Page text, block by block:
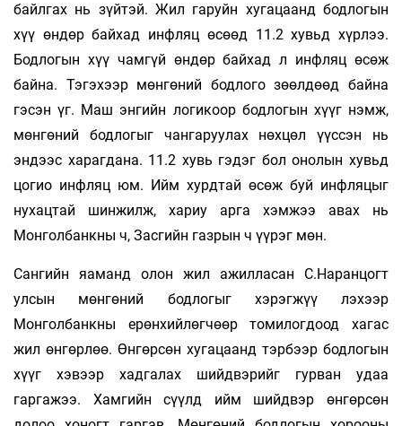
байлгах нь зүйтэй. Жил гаруйн хугацаанд бодлогын
хүү өндөр байхад инфляц өсөөд 11.2 хувьд хүрлээ.
Бодлогын хүү чамгүй өндөр байхад л инфляц өсөж
байна. Тэгэхээр мөнгөний бодлого зөөлдөөд байна
гэсэн үг. Маш энгийн логикоор бодлогын хүүг нэмж,
мөнгөний бодлогыг чангаруулах нөхцөл үүссэн нь
эндээс харагдана. 11.2 хувь гэдэг бол онолын хувьд
цогио инфляц юм. Ийм хурдтай өсөж буй инфляцыг
нухацтай шинжилж, хариу арга хэмжээ авах нь
Монголбанкны ч, Засгийн газрын ч үүрэг мөн.
Сангийн яаманд олон жил ажилласан С.Наранцогт
улсын мөнгөний бодлогыг хэрэгжүү­ лэхээр
Монголбанкны ерөнхийлөгчөөр томилогдоод хагас
жил өнгөрлөө. Өнгөрсөн хугацаанд тэрбээр бодлогын
хүүг хэвээр хадгалах шийдвэрийг гурван удаа
гаргажээ. Хамгийн сүүлд ийм шийдвэр өнгөрсөн